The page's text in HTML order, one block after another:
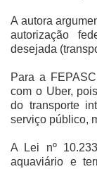
A autora
autorização
desejada
Para a
com o Uber,
do transporte
serviço público,
A Lei nº
aquaviário e